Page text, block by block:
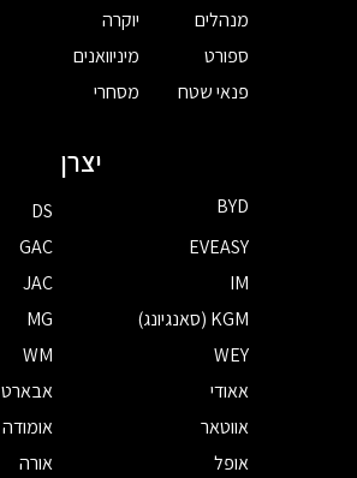
מנהלים
ספורט
פנאי שטח
יוקרה
מיניוואנים
מסחרי
יצרן
BYD
DS
EVEASY
GAC
IM
JAC
KGM (סאנגיונג)
MG
WEY
WM
אאודי
אבארט
אווטאר
אומודה
אופל
אורה